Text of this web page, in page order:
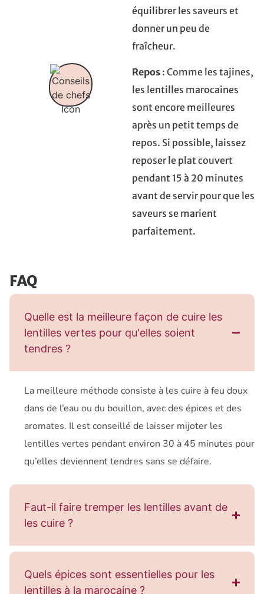
équilibrer les saveurs et
donner un peu de
fraîcheur.
Repos : Comme les tajines,
les lentilles marocaines
sont encore meilleures
après un petit temps de
repos. Si possible, laissez
reposer le plat couvert
pendant 15 à 20 minutes
avant de servir pour que les
saveurs se marient
parfaitement.
FAQ
Quelle est la meilleure façon de cuire les
lentilles vertes pour qu'elles soient
tendres ?
La meilleure méthode consiste à les cuire à feu doux
dans de l’eau ou du bouillon, avec des épices et des
aromates. Il est conseillé de laisser mijoter les
lentilles vertes pendant environ 30 à 45 minutes pour
qu’elles deviennent tendres sans se défaire.
Faut-il faire tremper les lentilles avant de
les cuire ?
Quels épices sont essentielles pour les
lentilles à la marocaine ?